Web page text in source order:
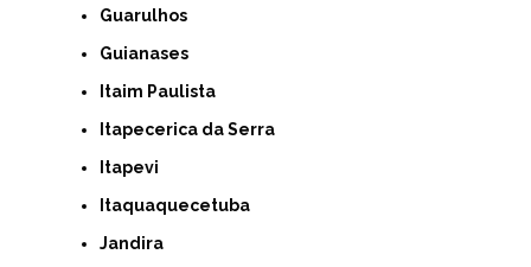
Guarulhos
Guianases
Itaim Paulista
Itapecerica da Serra
Itapevi
Itaquaquecetuba
Jandira